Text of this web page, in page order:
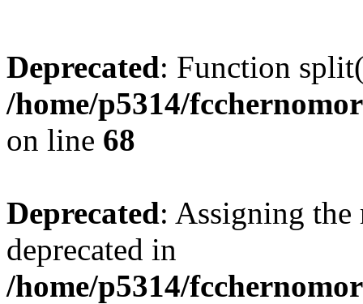
Deprecated: Function
/home/p5314/
on line 68
Deprecated: Assigning the
deprecated in
/home/p5314/